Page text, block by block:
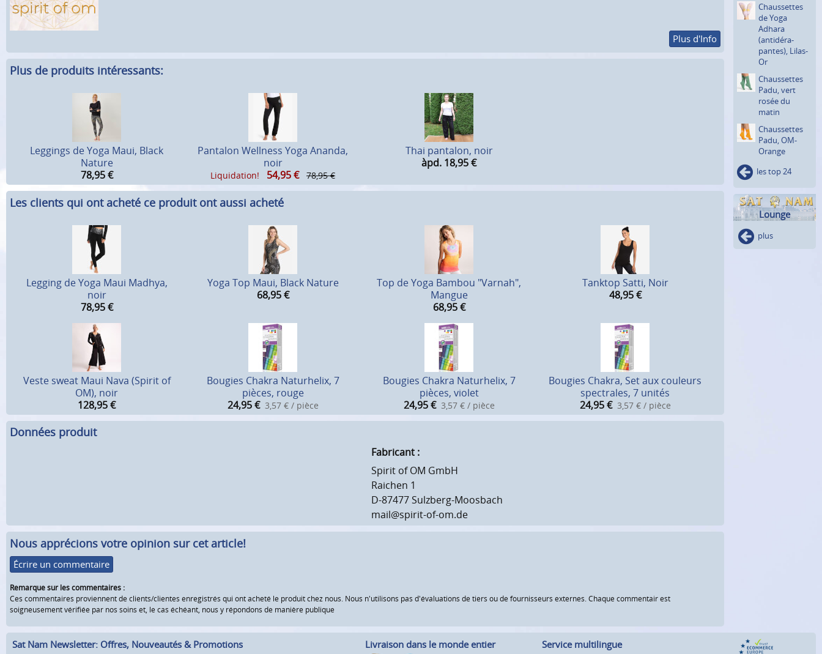
Plus d'Info
Plus de produits intéressants:
Leggings de Yoga Maui, Black
Nature
78,95 €
Pantalon Wellness Yoga Ananda,
noir
Liquidation! 54,95€ 78,95 €
Thai pantalon, noir
àpd. 18,95€
Les clients qui ont acheté ce produit ont aussi acheté
Legging de Yoga Maui Madhya,
noir
78,95 €
Yoga Top Maui, Black Nature
68,95 €
Top de Yoga Bambou "Varnah",
Mangue
68,95 €
Tanktop Satti, Noir
48,95 €
Veste sweat Maui Nava (Spirit of
OM), noir
128,95€
Bougies Chakra Naturhelix, 7
pièces, rouge
24,95 € 3,57 € / pièce
Bougies Chakra Naturhelix, 7
pièces, violet
24,95 € 3,57 € / pièce
Bougies Chakra, Set aux couleurs
spectrales, 7 unités
24,95 € 3,57 € / pièce
Données produit
Fabricant :
Spirit of OM GmbH
Raichen 1
D-87477 Sulzberg-Moosbach
mail@spirit-of-om.de
Nous apprécions votre opinion sur cet article!
Écrire un commentaire
Remarque sur les commentaires :
Ces commentaires proviennent de clients/clientes enregistrés qui ont acheté le produit chez nous. Nous n'utilisons pas d'évaluations de tiers ou de fournisseurs externes. Chaque commentair est
soigneusement vérifiée par nos soins et, le cas échéant, nous y répondons de manière publique
Chausset­tes
de Yoga
Adhara
(antidéra­
pantes), Lilas-
Or
Chausset­tes
Padu, vert
rosée du
matin
Chausset­tes
Padu, OM-
Orange
les top 24
Lounge
plus
Sat Nam Newsletter: Offres, Nouveautés & Promotions
Livraison dans le monde entier Service multilingue